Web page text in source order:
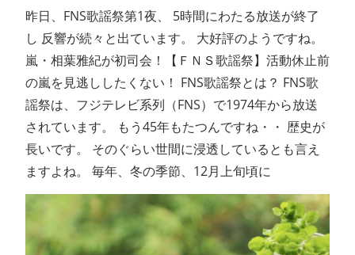
昨日、FNS歌謡祭第1夜、 5時間にわたる放送が終了
し 反響が続々と出ています。 大好評のようですね。
嵐・相葉雅紀が初司会！【ＦＮＳ歌謡祭】活動休止前
の嵐を見逃ししたくない！ FNS歌謡祭とは？ FNS歌
謡祭は、フジテレビ系列（FNS）で1974年から放送
されています。 もう45年もたつんですね・・ 歴史が
長いです。 そのぐらい世間に浸透しているとも言え
ますよね。 毎年、冬の季節、12月上旬頃に